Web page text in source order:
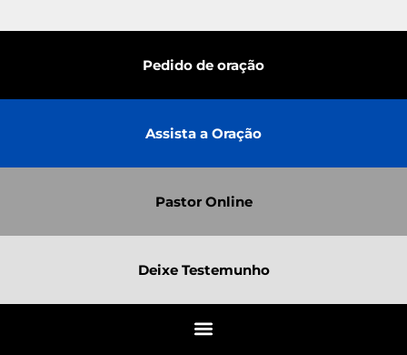
Pedido de oração
Assista a Oração
Pastor Online
Deixe Testemunho